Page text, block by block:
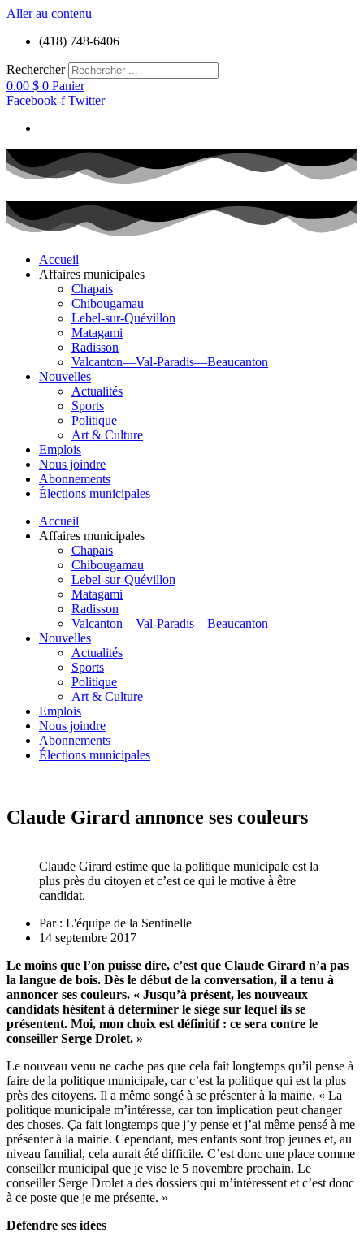
Aller au contenu
(418) 748-6406
Rechercher
0.00 $ 0 Panier
Facebook-f Twitter
Accueil
Affaires municipales
Chapais
Chibougamau
Lebel-sur-Quévillon
Matagami
Radisson
Valcanton—Val-Paradis—Beaucanton
Nouvelles
Actualités
Sports
Politique
Art & Culture
Emplois
Nous joindre
Abonnements
Élections municipales
Accueil
Affaires municipales
Chapais
Chibougamau
Lebel-sur-Quévillon
Matagami
Radisson
Valcanton—Val-Paradis—Beaucanton
Nouvelles
Actualités
Sports
Politique
Art & Culture
Emplois
Nous joindre
Abonnements
Élections municipales
Claude Girard annonce ses couleurs
Claude Girard estime que la politique municipale est la
plus près du citoyen et c’est ce qui le motive à être
candidat.
Par : L'équipe de la Sentinelle
14 septembre 2017
Le moins que l’on puisse dire, c’est que Claude Girard n’a pas
la langue de bois. Dès le début de la conversation, il a tenu à
annoncer ses couleurs. « Jusqu’à présent, les nouveaux
candidats hésitent à déterminer le siège sur lequel ils se
présentent. Moi, mon choix est définitif : ce sera contre le
conseiller Serge Drolet. »
Le nouveau venu ne cache pas que cela fait longtemps qu’il pense à
faire de la politique municipale, car c’est la politique qui est la plus
près des citoyens. Il a même songé à se présenter à la mairie. « La
politique municipale m’intéresse, car ton implication peut changer
des choses. Ça fait longtemps que j’y pense et j’ai même pensé à me
présenter à la mairie. Cependant, mes enfants sont trop jeunes et, au
niveau familial, cela aurait été difficile. C’est donc une place comme
conseiller municipal que je vise le 5 novembre prochain. Le
conseiller Serge Drolet a des dossiers qui m’intéressent et c’est donc
à ce poste que je me présente. »
Défendre ses idées